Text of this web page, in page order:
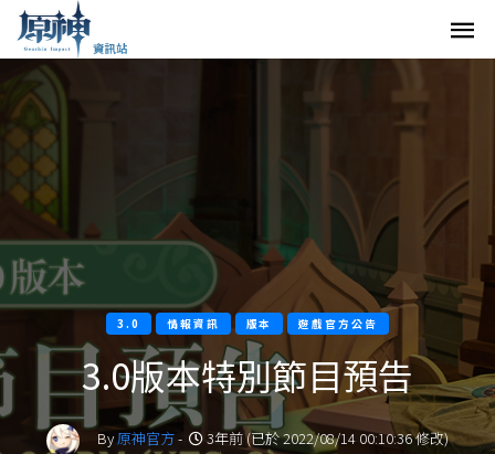
3.0 情報資訊 版本 遊戲官方公告
3.0版本特別節目預告
By原神官方- 3年前 (已於 2022/08/14 00:10:36 修改)